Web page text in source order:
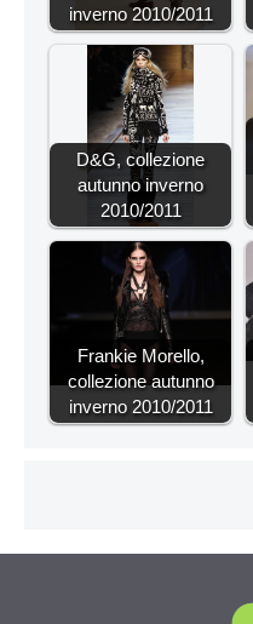
inverno 2010/2011
D&G, collezione
autunno inverno
2010/2011
Frankie Morello,
collezione autunno
inverno 2010/2011